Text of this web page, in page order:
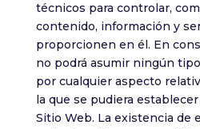
técnicos para controlar,
contenido, información y
proporcionen en él. En
no podrá asumir ningún
por cualquier aspecto
la que se pudiera
Sitio Web. La existencia de